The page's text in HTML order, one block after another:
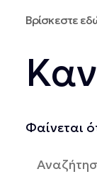
Βρίσκεστε
Φαίνεται
για: